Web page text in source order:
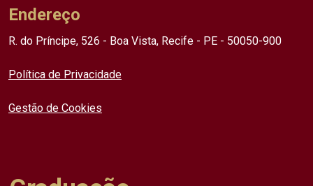
Endereço
R. do Príncipe, 526 - Boa Vista, Recife - PE - 50050-900
Política de Privacidade
Gestão de Cookies